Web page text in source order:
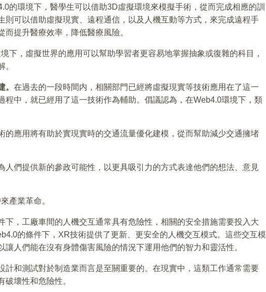
的環境下，醫學生可以借助3D虛擬環境來模擬手術，從而完成相應的訓
則可以借助虛擬現實、遠程通信，以及人機互動等方式，來完成遠程手
提升醫療效率，降低醫療風險。
下，虛擬世界的應用可以幫助學習者更容易地掌握抽象或復雜的科目，
。
。 在過去的一段時間内，相關部門已經將虛擬現實等技術應用在了這一
程中，就已經用了這一技術作為輔助。倡議認為，在Web4.0環境下，類
的應用將有助於實現實時的交通流量優化建模，從而幫助減少交通擁堵
人們提供新的參政可能性，以更具吸引力的方式表達他們的想法、意見
產業革命。
下，工廠車間的人機交互通常具有危險性，相關的安全措施需要投入大
的條件下，XR技術提供了更新、更安全的人機交互模式。這些交互模
人們能在沒有身體傷害風險的情況下運用他們的智力和靈活性。
計和測試對於制造業而言是至關重要的。在現實中，這類工作通常需要
壞性和危險性。